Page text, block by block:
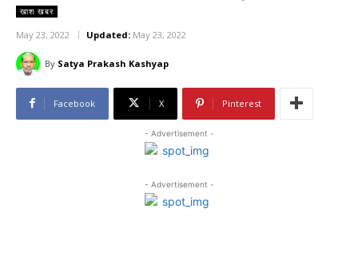
खाश खबर
May 23, 2022 Updated: May 23, 2022
By Satya Prakash Kashyap
Facebook X Pinterest
- Advertisement -
- Advertisement -